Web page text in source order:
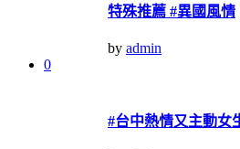
特殊推薦 #異國風情
by admin
0
#台中熱情又主動女